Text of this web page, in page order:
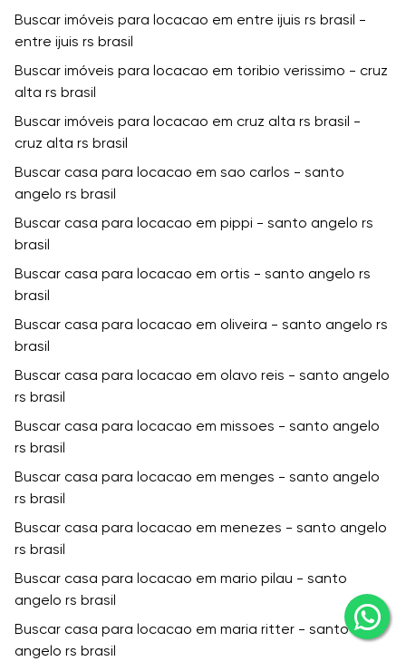
Buscar imóveis para locacao em entre ijuis rs brasil -
entre ijuis rs brasil
Buscar imóveis para locacao em toribio verissimo - cruz
alta rs brasil
Buscar imóveis para locacao em cruz alta rs brasil -
cruz alta rs brasil
Buscar casa para locacao em sao carlos - santo
angelo rs brasil
Buscar casa para locacao em pippi - santo angelo rs
brasil
Buscar casa para locacao em ortis - santo angelo rs
brasil
Buscar casa para locacao em oliveira - santo angelo rs
brasil
Buscar casa para locacao em olavo reis - santo angelo
rs brasil
Buscar casa para locacao em missoes - santo angelo
rs brasil
Buscar casa para locacao em menges - santo angelo
rs brasil
Buscar casa para locacao em menezes - santo angelo
rs brasil
Buscar casa para locacao em mario pilau - santo
angelo rs brasil
Buscar casa para locacao em maria ritter - santo
angelo rs brasil